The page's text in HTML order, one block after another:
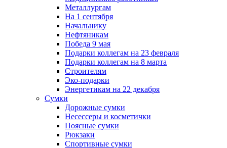
Металлургам
На 1 сентября
Начальнику
Нефтяникам
Победа 9 мая
Подарки коллегам на 23 февраля
Подарки коллегам на 8 марта
Строителям
Эко-подарки
Энергетикам на 22 декабря
Сумки
Дорожные сумки
Несессеры и косметички
Поясные сумки
Рюкзаки
Спортивные сумки